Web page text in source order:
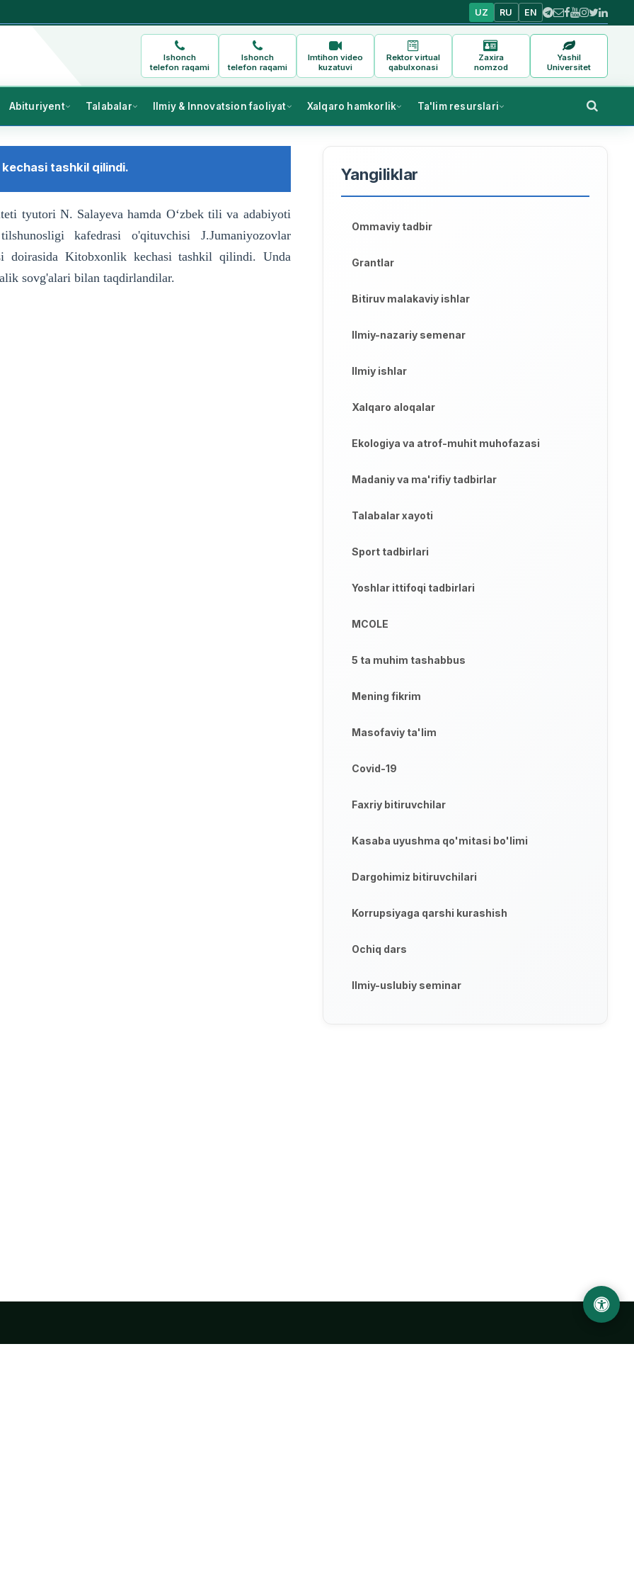
UZ RU EN
Ishonch
telefon raqami
Ishonch
telefon raqami
Imtihon video
kuzatuvi
Rektor virtual
qabulxonasi
Zaxira
nomzod
Yashil
Universitet
Abituriyent Talabalar Ilmiy & Innovatsion faoliyat Xalqaro hamkorlik Ta'lim resurslari
tashkil qilindi.
tyutori N. Salayeva hamda Oʻzbek tili va adabiyoti
kafedrasi o'qituvchisi J.Jumaniyozovlar
doirasida Kitobxonlik kechasi tashkil qilindi. Unda
sovg'alari bilan taqdirlandilar.
Yangiliklar
Ommaviy tadbir
Grantlar
Bitiruv malakaviy ishlar
Ilmiy-nazariy semenar
Ilmiy ishlar
Xalqaro aloqalar
Ekologiya va atrof-muhit muhofazasi
Madaniy va ma'rifiy tadbirlar
Talabalar xayoti
Sport tadbirlari
Yoshlar ittifoqi tadbirlari
MCOLE
5 ta muhim tashabbus
Mening fikrim
Masofaviy ta'lim
Covid-19
Faxriy bitiruvchilar
Kasaba uyushma qo'mitasi bo'limi
Dargohimiz bitiruvchilari
Korrupsiyaga qarshi kurashish
Ochiq dars
Ilmiy-uslubiy seminar